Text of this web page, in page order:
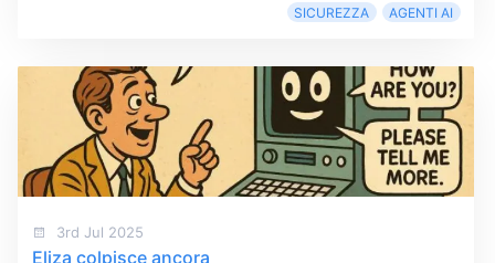
SICUREZZA
AGENTI AI
3rd Jul 2025
Eliza colpisce ancora